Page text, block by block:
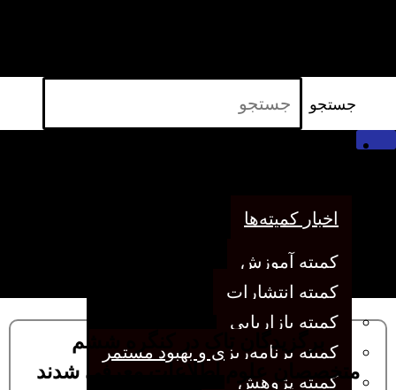
جستجو
اخبار کمیته‌ها
کمیته آموزش
کمیته انتشارات
کمیته بازاریابی
کمیته برنامه‌ریزی و بهبود مستمر
کمیته پژوهش
برگزیدگان تاک در کنگره ششم
متخصصان علوم اطلاعات معرفی شدند